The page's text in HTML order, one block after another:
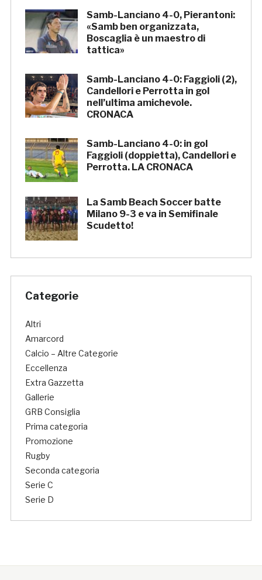
Samb-Lanciano 4-0, Pierantoni:
«Samb ben organizzata,
Boscaglia è un maestro di
tattica»
Samb-Lanciano 4-0: Faggioli (2),
Candellori e Perrotta in gol
nell’ultima amichevole.
CRONACA
Samb-Lanciano 4-0: in gol
Faggioli (doppietta), Candellori e
Perrotta. LA CRONACA
La Samb Beach Soccer batte
Milano 9-3 e va in Semifinale
Scudetto!
Categorie
Altri
Amarcord
Calcio – Altre Categorie
Eccellenza
Extra Gazzetta
Gallerie
GRB Consiglia
Prima categoria
Promozione
Rugby
Seconda categoria
Serie C
Serie D